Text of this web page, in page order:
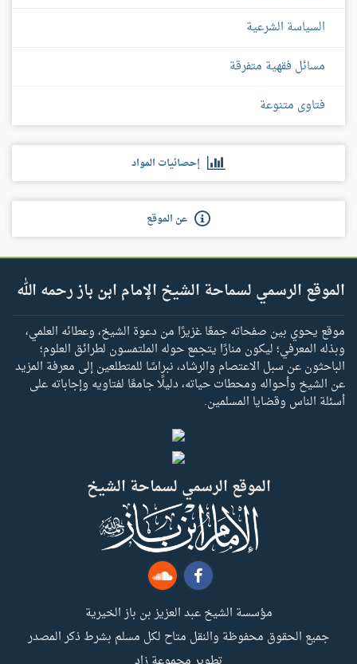
السياسة الشرعية
مسائل فقهية متفرقة
فتاوى متنوعة
إحصائيات المواد
عن الموقع
الموقع الرسمي لسماحة الشيخ الإمام ابن باز رحمه الله
موقع يحوي بين صفحاته جمعًا غزيرًا من دعوة الشيخ، وعطائه العلمي،
وبذله المعرفي؛ ليكون منارًا يتجمع حوله الملتمسون لطرائق العلوم؛
الباحثون عن سبل الاعتصام والرشاد، نبراسًا للمتطلعين إلى معرفة المزيد
عن الشيخ وأحواله ومحطات حياته، دليلًا جامعًا لفتاويه وإجاباته على
أسئلة الناس وقضايا المسلمين.
الموقع الرسمي لسماحة الشيخ
مؤسسة الشيخ عبد العزيز بن باز الخيرية
جميع الحقوق محفوظة والنقل متاح لكل مسلم بشرط ذكر المصدر